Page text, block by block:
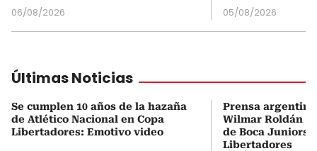
06/08/2026 05/08/2026
Últimas Noticias
Se cumplen 10 años de la hazaña
de Atlético Nacional en Copa
Libertadores: Emotivo video
Prensa
Wilmar Roldán
de Boca Juniors
Libertadores